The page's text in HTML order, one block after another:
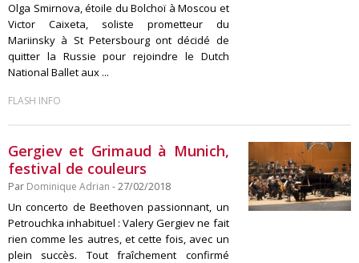
Olga Smirnova, étoile du Bolchoï à Moscou et
Victor Caixeta, soliste prometteur du
Mariinsky à St Petersbourg ont décidé de
quitter la Russie pour rejoindre le Dutch
National Ballet aux ...
FLASH INFO
Gergiev et Grimaud à Munich,
festival de couleurs
Par Dominique Adrian - 27/02/2018
Un concerto de Beethoven passionnant, un
Petrouchka inhabituel : Valery Gergiev ne fait
rien comme les autres, et cette fois, avec un
plein succès. Tout fraîchement confirmé